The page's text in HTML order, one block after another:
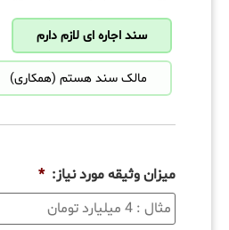
سند اجاره ای لازم دارم
مالک سند هستم (همکاری)
میزان وثیقه مورد نیاز: *